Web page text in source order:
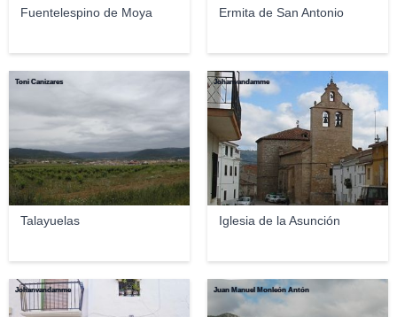
Fuentelespino de Moya Ermita de San Antonio
Talayuelas
Toni Canizares
Iglesia de la Asunción
Johanvandamme
Johanvandamme Juan Manuel Monleón Antón